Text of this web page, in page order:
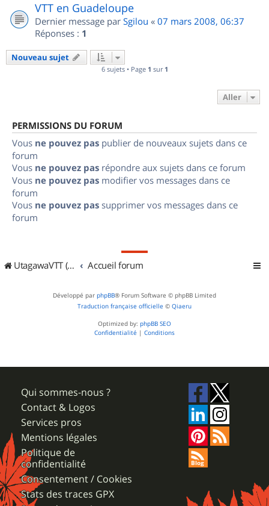
VTT en Guadeloupe
Dernier message par Sgilou « 07 mars 2008, 06:37
Réponses : 1
Nouveau sujet
6 sujets • Page 1 sur 1
Aller
PERMISSIONS DU FORUM
Vous ne pouvez pas publier de nouveaux sujets dans ce
forum
Vous ne pouvez pas répondre aux sujets dans ce forum
Vous ne pouvez pas modifier vos messages dans ce
forum
Vous ne pouvez pas supprimer vos messages dans ce
forum
UtagawaVTT (Randos VTT et VTTAE avec traces GPS) Accueil forum
Développé par phpBB® Forum Software © phpBB Limited
Traduction française officielle © Qiaeru
Optimized by: phpBB SEO
Confidentialité | Conditions
Qui sommes-nous ?
Contact & Logos
Services pros
Mentions légales
Politique de
confidentialité
Consentement / Cookies
Stats des traces GPX